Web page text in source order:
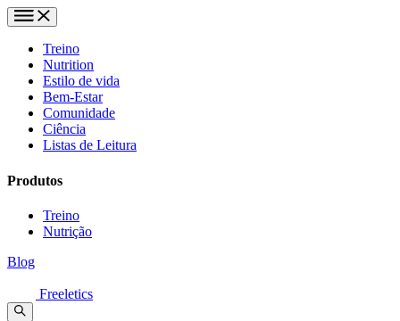
Treino
Nutrition
Estilo de vida
Bem-Estar
Comunidade
Ciência
Listas de Leitura
Produtos
Treino
Nutrição
Blog
Freeletics